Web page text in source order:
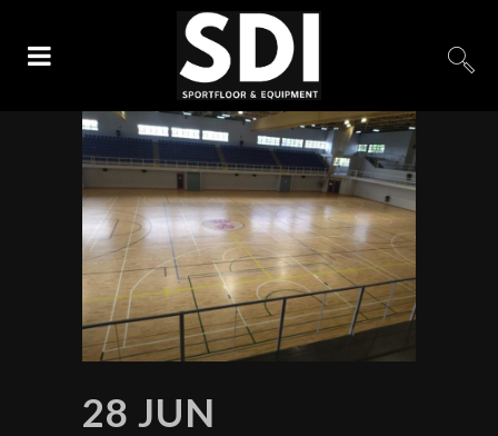
28 JUN